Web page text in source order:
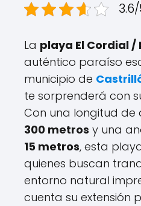
La playa El Cordial /
auténtico paraíso
municipio de
te sorprenderá con
Con una longitud
300 metros y una
15 metros, esta
quienes buscan
entorno natural
cuenta su extensión